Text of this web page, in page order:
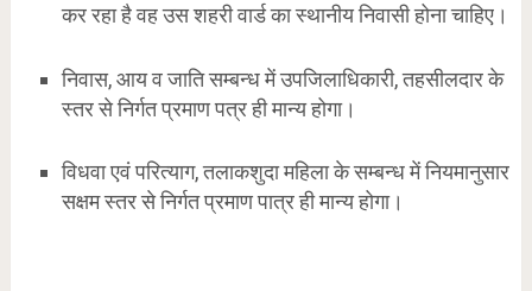
कर रहा है वह उस शहरी वार्ड का स्थानीय निवासी होना चाहिए।
निवास, आय व जाति सम्बन्ध में उपजिलाधिकारी, तहसीलदार के
स्तर से निर्गत प्रमाण पत्र ही मान्य होगा।
विधवा एवं परित्याग, तलाकशुदा महिला के सम्बन्ध में नियमानुसार
सक्षम स्तर से निर्गत प्रमाण पात्र ही मान्य होगा।